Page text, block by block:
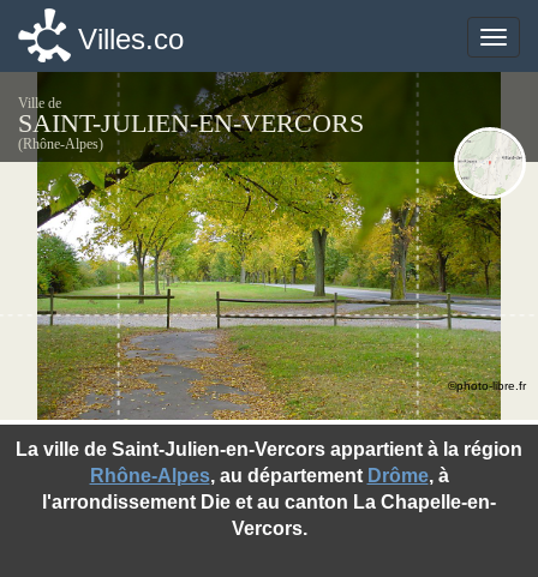
Toggle
Villes.co
Ville de
SAINT-JULIEN-EN-VERCORS
(Rhône-Alpes)
La ville de Saint-Julien-en-Vercors appartient à la région
Rhône-Alpes, au département Drôme, à
l'arrondissement Die et au canton La Chapelle-en-
Vercors.
©photo-libre.fr
Toggle
Villes.co